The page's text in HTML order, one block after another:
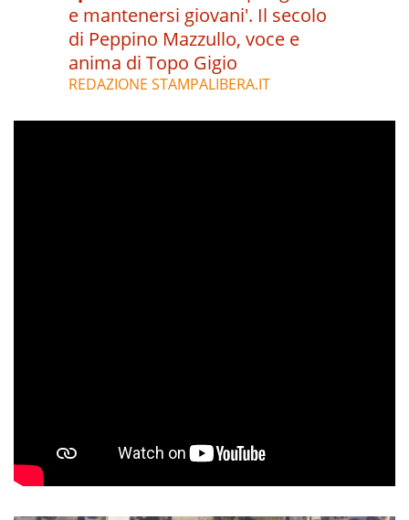
e mantenersi giovani'. Il secolo
di Peppino Mazzullo, voce e
anima di Topo Gigio
REDAZIONE STAMPALIBERA.IT